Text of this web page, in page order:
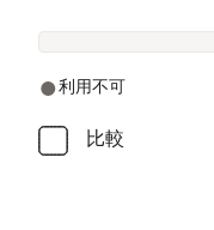
利用不可
比較